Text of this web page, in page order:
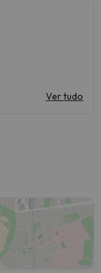
Ver tudo